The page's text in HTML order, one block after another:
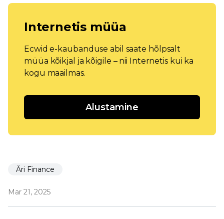
Internetis müüa
Ecwid e-kaubanduse abil saate hõlpsalt
müüa kõikjal ja kõigile – nii Internetis kui ka
kogu maailmas.
Alustamine
Äri Finance
Mar 21, 2025